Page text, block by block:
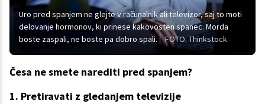
Uro pred spanjem ne glejte v računalnik ali televizor, saj to moti
delovanje hormonov, ki prinese kakovosten spanec. Morda
boste zaspali, ne boste pa dobro spali.
FOTO: Thinkstock
Česa ne smete narediti pred spanjem?
1. Pretiravati z gledanjem televizije